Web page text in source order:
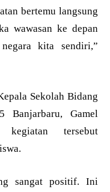
bertemu langsung
wawasan ke depan
kita sendiri,”
Sekolah Bidang
Banjarbaru, Gamel
kegiatan tersebut
sangat positif. Ini